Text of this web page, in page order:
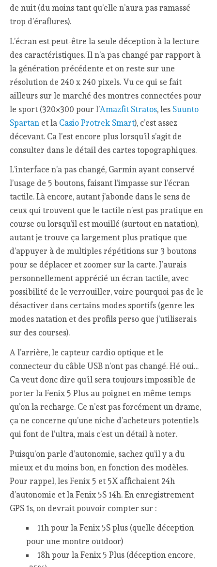
de nuit (du moins tant qu’elle n’aura pas ramassé
trop d’éraflures).
L’écran est peut-être la seule déception à la lecture
des caractéristiques. Il n’a pas changé par rapport à
la génération précédente et on reste sur une
résolution de 240 x 240 pixels. Vu ce qui se fait
ailleurs sur le marché des montres connectées pour
le sport (320×300 pour l’Amazfit Stratos, les Suunto
Spartan et la Casio Protrek Smart), c’est assez
décevant. Ca l’est encore plus lorsqu’il s’agit de
consulter dans le détail des cartes topographiques.
L’interface n’a pas changé, Garmin ayant conservé
l’usage de 5 boutons, faisant l’impasse sur l’écran
tactile. Là encore, autant j’abonde dans le sens de
ceux qui trouvent que le tactile n’est pas pratique en
course ou lorsqu’il est mouillé (surtout en natation),
autant je trouve ça largement plus pratique que
d’appuyer à de multiples répétitions sur 3 boutons
pour se déplacer et zoomer sur la carte. J’aurais
personnellement apprécié un écran tactile, avec
possibilité de le verrouiller, voire pourquoi pas de le
désactiver dans certains modes sportifs (genre les
modes natation et des profils perso que j’utiliserais
sur des courses).
A l’arrière, le capteur cardio optique et le
connecteur du câble USB n’ont pas changé. Hé oui…
Ca veut donc dire qu’il sera toujours impossible de
porter la Fenix 5 Plus au poignet en même temps
qu’on la recharge. Ce n’est pas forcément un drame,
ça ne concerne qu’une niche d’acheteurs potentiels
qui font de l’ultra, mais c’est un détail à noter.
Puisqu’on parle d’autonomie, sachez qu’il y a du
mieux et du moins bon, en fonction des modèles.
Pour rappel, les Fenix 5 et 5X affichaient 24h
d’autonomie et la Fenix 5S 14h. En enregistrement
GPS 1s, on devrait pouvoir compter sur :
11h pour la Fenix 5S plus (quelle déception
pour une montre outdoor)
18h pour la Fenix 5 Plus (déception encore,